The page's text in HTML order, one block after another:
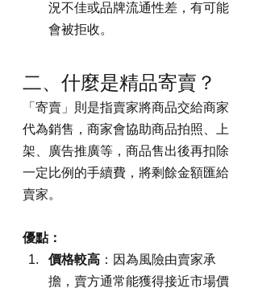
況不佳或品牌流通性差，有可能
會被拒收。
二、什麼是精品寄賣？
「寄賣」則是指賣家將商品交給商家
代為銷售，商家會協助商品拍照、上
架、廣告推廣等，商品售出後再扣除
一定比例的手續費，將剩餘金額匯給
賣家。
優點：
價格較高 ：因為風險由賣家承
擔，賣方通常能獲得接近市場價